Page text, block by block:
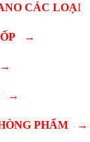
CÁC LOẠI
→
→
→
PHẨM →